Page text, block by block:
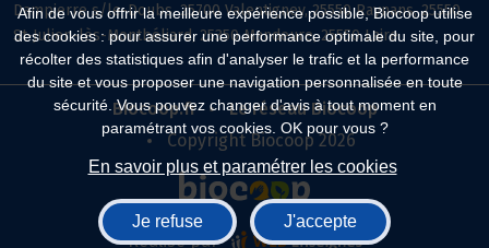
Afin de vous offrir la meilleure expérience possible, Biocoop utilise
des cookies : pour assurer une performance optimale du site, pour
récolter des statistiques afin d'analyser le trafic et la performance
du site et vous proposer une navigation personnalisée en toute
sécurité. Vous pouvez changer d'avis à tout moment en
paramétrant vos cookies. OK pour vous ?
En savoir plus et paramétrer les cookies
Je refuse J'accepte
Dampierre s/le-Doubs, 25700 Valentigney, 25550 Raynans, 25550
St-Julien-lès-Montbéliard, 25350 Mandeure, 25550 Laire
Biocoop.fr
Le réseau Biocoop
Copyright Biocoop 2026
Réalisé par